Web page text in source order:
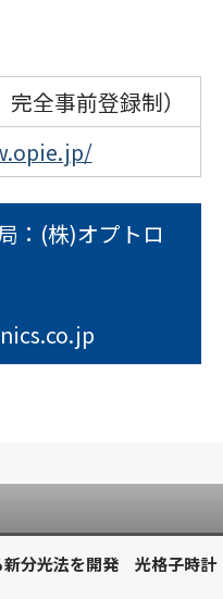
全事前登録制）
：(株)オプトロ
新分光法を開発 光格子時計